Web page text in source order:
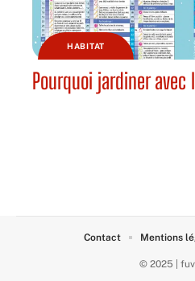
HABITAT
Pourquoi jardiner avec
© 2025 |
Contact Mentions